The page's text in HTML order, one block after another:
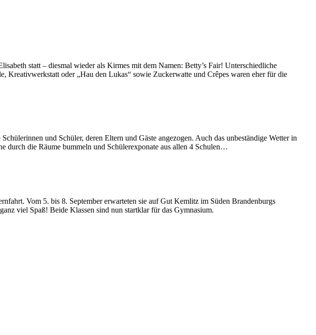
statt – diesmal wieder als Kirmes mit dem Namen: Betty’s Fair! Unterschiedliche
Kreativwerkstatt oder „Hau den Lukas“ sowie Zuckerwatte und Crêpes waren eher für die
und Schüler, deren Eltern und Gäste angezogen. Auch das unbeständige Wetter in
durch die Räume bummeln und Schülerexponate aus allen 4 Schulen…
Vom 5. bis 8. September erwarteten sie auf Gut Kemlitz im Süden Brandenburgs
viel Spaß! Beide Klassen sind nun startklar für das Gymnasium.